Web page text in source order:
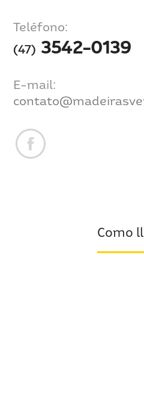
Teléfono:
(47) 3542-0139
E-mail:
Como